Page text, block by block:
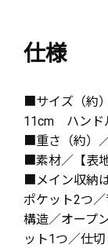
仕様
■サイズ（約
11cm ハンド
■重さ（約）
■素材／【表
■メイン収納
ポケット2つ
構造／オープ
ット1つ／仕